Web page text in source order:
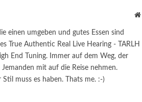
einen umgeben und gutes Essen sind
True Authentic Real Live Hearing - TARLH
End Tuning. Immer auf dem Weg, der
mit auf die Reise nehmen.
muss es haben. Thats me. :-)